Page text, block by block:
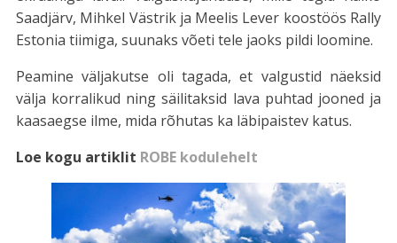
Saadjärv, Mihkel Västrik ja Meelis Lever koostöös Rally
Estonia tiimiga, suunaks võeti tele jaoks pildi loomine.
Peamine väljakutse oli tagada, et valgustid näeksid
välja korralikud ning säilitaksid lava puhtad jooned ja
kaasaegse ilme, mida rõhutas ka läbipaistev katus.
Loe kogu artiklit ROBE kodulehelt